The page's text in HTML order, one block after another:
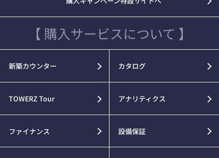
【 購入サービスについて 】
新築カウンター カタログ
TOWERZ Tour アナリティクス
ファイナンス 設備保証